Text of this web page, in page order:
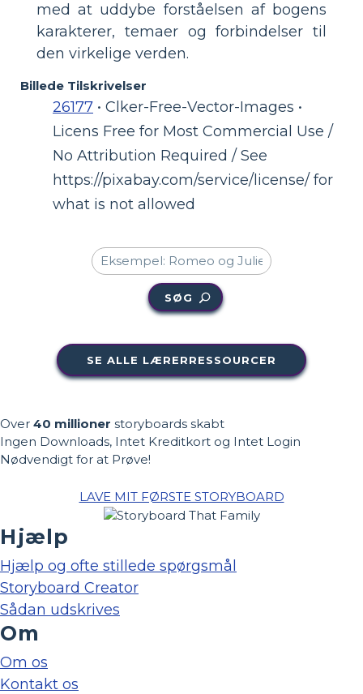
med at uddybe forståelsen af bogens
karakterer, temaer og forbindelser til
den virkelige verden.
Billede Tilskrivelser
26177 • Clker-Free-Vector-Images •
Licens Free for Most Commercial Use /
No Attribution Required / See
https://pixabay.com/service/license/ for
what is not allowed
SØG
SE ALLE LÆRERRESSOURCER
Over 40 millioner storyboards skabt
Ingen Downloads, Intet Kreditkort og Intet Login
Nødvendigt for at Prøve!
LAVE MIT FØRSTE STORYBOARD
Hjælp
Hjælp og ofte stillede spørgsmål
Storyboard Creator
Sådan udskrives
Om
Om os
Kontakt os